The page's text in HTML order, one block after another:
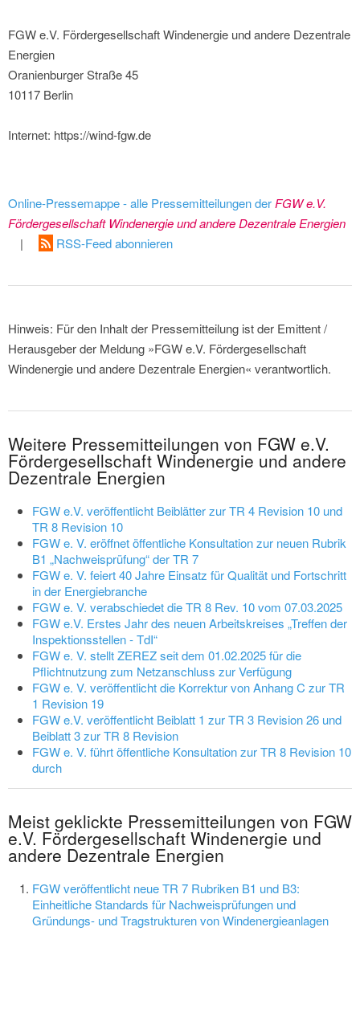
FGW e.V. Fördergesellschaft Windenergie und andere Dezentrale
Energien
Oranienburger Straße 45
10117 Berlin
Internet: https://wind-fgw.de
Online-Pressemappe - alle Pressemitteilungen der FGW e.V.
Fördergesellschaft Windenergie und andere Dezentrale Energien
|
RSS-Feed abonnieren
Hinweis: Für den Inhalt der Pressemitteilung ist der Emittent /
Herausgeber der Meldung »FGW e.V. Fördergesellschaft
Windenergie und andere Dezentrale Energien« verantwortlich.
Weitere Pressemitteilungen von FGW e.V.
Fördergesellschaft Windenergie und andere
Dezentrale Energien
FGW e.V. veröffentlicht Beiblätter zur TR 4 Revision 10 und
TR 8 Revision 10
FGW e. V. eröffnet öffentliche Konsultation zur neuen Rubrik
B1 „Nachweisprüfung“ der TR 7
FGW e. V. feiert 40 Jahre Einsatz für Qualität und Fortschritt
in der Energiebranche
FGW e. V. verabschiedet die TR 8 Rev. 10 vom 07.03.2025
FGW e.V. Erstes Jahr des neuen Arbeitskreises „Treffen der
Inspektionsstellen - TdI“
FGW e. V. stellt ZEREZ seit dem 01.02.2025 für die
Pflichtnutzung zum Netzanschluss zur Verfügung
FGW e. V. veröffentlicht die Korrektur von Anhang C zur TR
1 Revision 19
FGW e.V. veröffentlicht Beiblatt 1 zur TR 3 Revision 26 und
Beiblatt 3 zur TR 8 Revision
FGW e. V. führt öffentliche Konsultation zur TR 8 Revision 10
durch
Meist geklickte Pressemitteilungen von FGW
e.V. Fördergesellschaft Windenergie und
andere Dezentrale Energien
FGW veröffentlicht neue TR 7 Rubriken B1 und B3:
Einheitliche Standards für Nachweisprüfungen und
Gründungs- und Tragstrukturen von Windenergieanlagen